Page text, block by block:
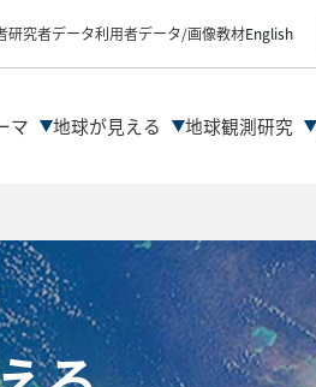
研究者データ利用者データ/画像教材English
マ 地球が見える 地球観測研究
データ解析の流れ
解析ツール/サイトの紹介